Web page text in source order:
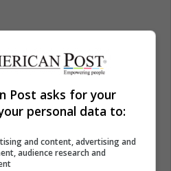
Fernanda Báez
Romero
Post asks for your
personal data to:
and content, advertising and
audience research and